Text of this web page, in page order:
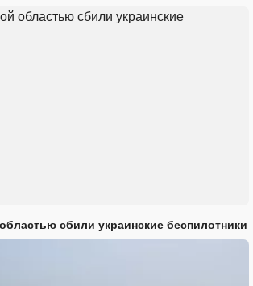
сбили украинские беспилотники